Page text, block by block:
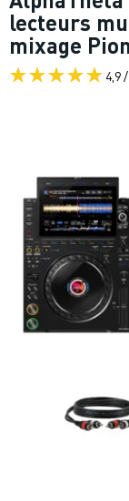
lecteurs
mixage
4,9